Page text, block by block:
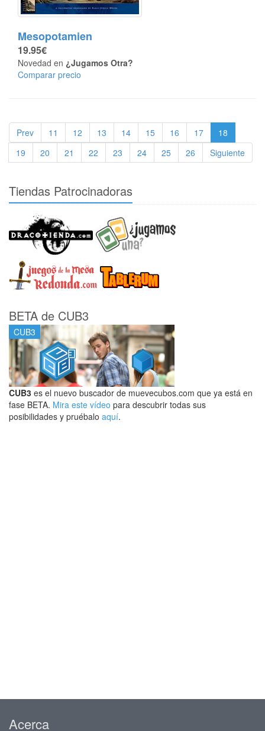
Mesopotamien
19.95€
Novedad en ¿Jugamos Otra?
Comparar precio
Prev 11 12 13 14 15 16 17
18
19
20 21 22 23 24 25 26 Siguiente
Tiendas Patrocinadoras
BETA de CUB3
CUB3
CUB3 es el nuevo buscador de muevecubos.com que ya está en
fase BETA. Mira este vídeo para descubrir todas sus
posibilidades y pruébalo aquí.
Acerca